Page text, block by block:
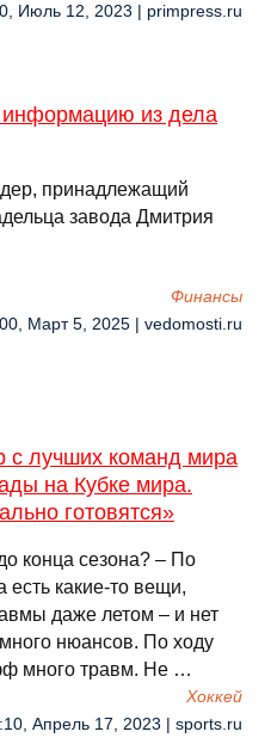
Июль 12, 2023 | primpress.ru
информацию из дела
принадлежащий
завода Дмитрия
Финансы
Март 5, 2025 | vedomosti.ru
с лучших команд мира
на Кубке мира.
готовятся»
конца сезона? – По
есть какие-то вещи,
даже летом – и нет
нюансов. По ходу
много травм. Не …
Хоккей
Апрель 17, 2023 | sports.ru